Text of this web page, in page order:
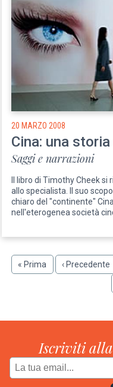
20 MARZO 2008
Cina: una
Saggi e narrazioni
Il libro di Timothy Cheek si
allo specialista. Il suo
chiaro del "continente"
nell'eterogenea società
Paginazione
Prima
pagina
« Prima
Pagina
precedente
‹ Precedente
Iscriviti